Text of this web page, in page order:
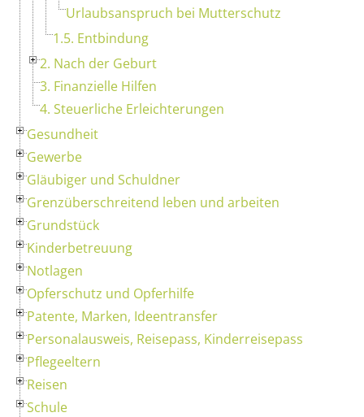
Urlaubsanspruch bei Mutterschutz
1.5. Entbindung
2. Nach der Geburt
3. Finanzielle Hilfen
4. Steuerliche Erleichterungen
Gesundheit
Gewerbe
Gläubiger und Schuldner
Grenzüberschreitend leben und arbeiten
Grundstück
Kinderbetreuung
Notlagen
Opferschutz und Opferhilfe
Patente, Marken, Ideentransfer
Personalausweis, Reisepass, Kinderreisepass
Pflegeeltern
Reisen
Schule